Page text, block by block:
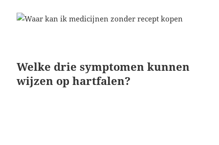
Welke drie symptomen kunnen
wijzen op hartfalen?